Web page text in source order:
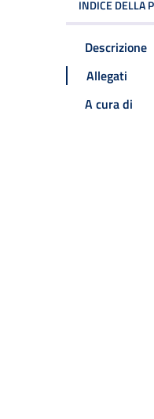
INDICE DELLA
Descrizione
Allegati
A cura di